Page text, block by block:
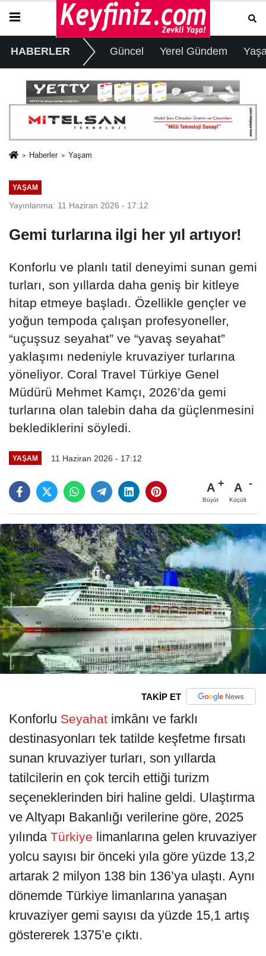
HABERLER Güncel Yerel Gündem
Haberler Yaşam
YAŞAM
Yayınlanma: 11 Haziran 2026 - 17:12
Gemi turlarına ilgi her yıl artıyor!
Konforlu ve planlı tatil deneyimi sunan gemi
turları, son yıllarda daha geniş bir kitleye
hitap etmeye başladı. Özellikle gençler ve
yoğun tempoda çalışan profesyoneller,
“uçuşsuz seyahat” ve “yavaş seyahat”
yaklaşımı nedeniyle kruvaziyer turlarına
yöneliyor. Coral Travel Türkiye Genel
Müdürü Mehmet Kamçı, 2026’da gemi
turlarına olan talebin daha da güçlenmesini
beklediklerini söyledi.
YAŞAM 11 Haziran 2026 - 17:12
A
Büyüt
A
Küçült
TAKİP ET
Konforlu Seyahat imkânı ve farklı
destinasyonları tek tatilde keşfetme fırsatı
sunan kruvaziyer turları, son yıllarda
tatilcilerin en çok tercih ettiği turizm
seçeneklerinden biri haline geldi. Ulaştırma
ve Altyapı Bakanlığı verilerine göre, 2025
yılında Türkiye limanlarına gelen kruvaziyer
yolcu sayısı bir önceki yıla göre yüzde 13,2
artarak 2 milyon 138 bin 136’ya ulaştı. Aynı
dönemde Türkiye limanlarına yanaşan
kruvaziyer gemi sayısı da yüzde 15,1 artış
göstererek 1375’e çıktı.